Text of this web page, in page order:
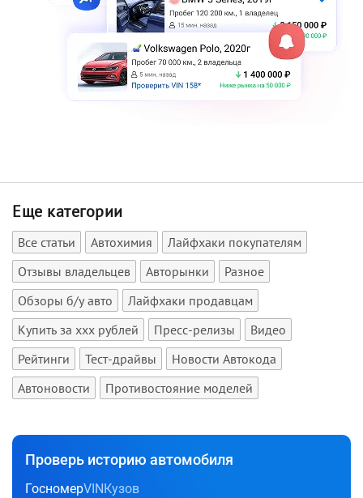
Еще категории
Все статьи Автохимия
Лайфхаки покупателям
Отзывы владельцев
Авторынки
Разное
Обзоры б/у авто
Лайфхаки продавцам
Купить за xxx рублей
Пресс-релизы
Видео
Рейтинги
Тест-драйвы
Новости Автокода
Автоновости
Противостояние моделей
Проверь историю автомобиля
ГосномерVINКузов